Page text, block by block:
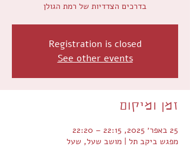
בדרכים הצדדיות של רמת הגולן
Registration is closed
See other events
זמן ומיקום
25 באפר׳ 2025, 22:15 – 22:20
מפגש ביקב תל | מושב שעל, שעל